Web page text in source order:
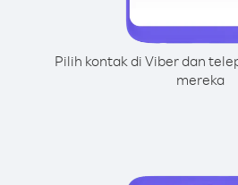
Pilih kontak di Viber dan
mereka